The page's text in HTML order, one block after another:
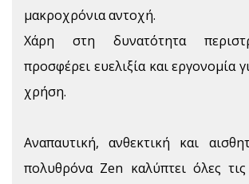
μακροχρόνια αντοχή.
Χάρη στη δυνατότητα
προσφέρει ευελιξία και εργονομία
χρήση.
Αναπαυτική, ανθεκτική και
πολυθρόνα Zen καλύπτει όλες